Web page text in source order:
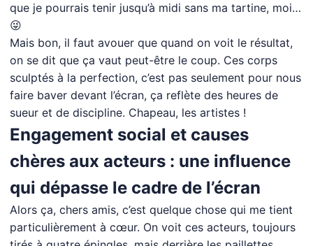
que je pourrais tenir jusqu’à midi sans ma tartine, moi…
😜
Mais bon, il faut avouer que quand on voit le résultat,
on se dit que ça vaut peut-être le coup. Ces corps
sculptés à la perfection, c’est pas seulement pour nous
faire baver devant l’écran, ça reflète des heures de
sueur et de discipline. Chapeau, les artistes !
Engagement social et causes
chères aux acteurs : une influence
qui dépasse le cadre de l’écran
Alors ça, chers amis, c’est quelque chose qui me tient
particulièrement à cœur. On voit ces acteurs, toujours